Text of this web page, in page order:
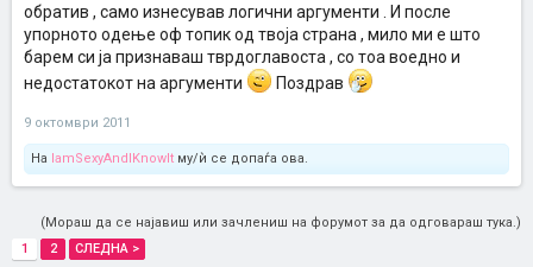
обратив , само изнесував логични аргументи . И после
упорното одење оф топик од твоја страна , мило ми е што
барем си ја признаваш тврдоглавоста , со тоа воедно и
недостатокот на аргументи
Поздрав
9 октомври 2011
На IamSexyAndIKnowIt му/ѝ се допаѓа ова.
(Мораш да се најавиш или зачлениш на форумот за да одговараш тука.)
1
2 СЛЕДНА >